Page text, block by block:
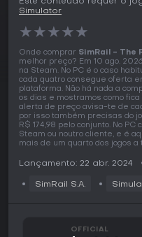
Simulator
★★★★★
Onde comprar SimRail - The
melhor preço? Em 10 ago.
na Steam. No PC é o caso
cada quatro consegue oferta
plataforma. Não há nada a
os dias e mostramos como
alerta de preço avisa-te de
por isso também precisas do
R$ 174,98 pelo conjunto. No
Steam ou noutro cliente, e é
mais de um quarto dos jogos
Lançamento: 22 abr. 2024
SimRail S.A.
OFFICIAL